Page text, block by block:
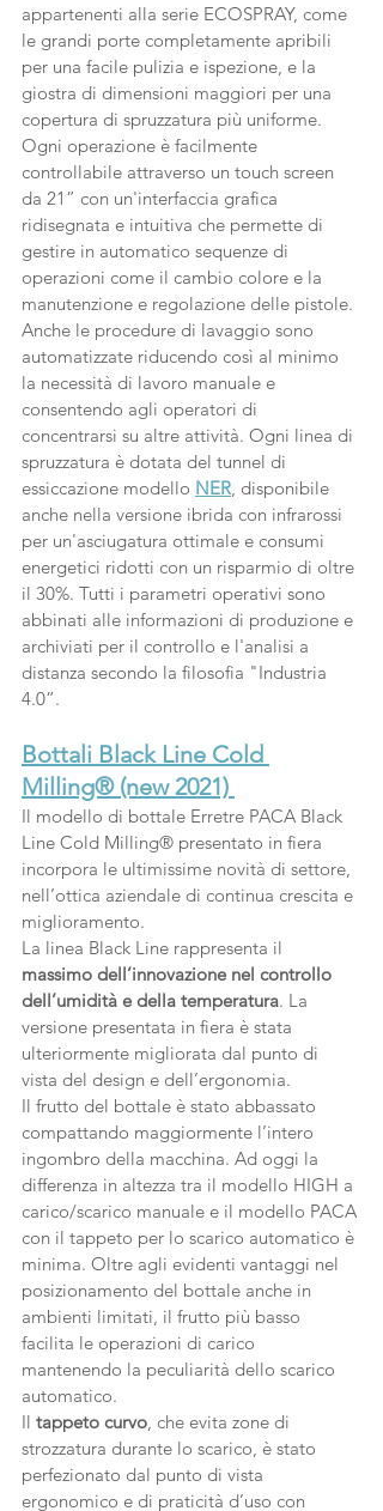
appartenenti alla serie ECOSPRAY, come
le grandi porte completamente apribili
per una facile pulizia e ispezione, e la
giostra di dimensioni maggiori per una
copertura di spruzzatura più uniforme.
Ogni operazione è facilmente
controllabile attraverso un touch screen
da 21” con un'interfaccia grafica
ridisegnata e intuitiva che permette di
gestire in automatico sequenze di
operazioni come il cambio colore e la
manutenzione e regolazione delle pistole.
Anche le procedure di lavaggio sono
automatizzate riducendo così al minimo
la necessità di lavoro manuale e
consentendo agli operatori di
concentrarsi su altre attività. Ogni linea di
spruzzatura è dotata del tunnel di
essiccazione modello NER, disponibile
anche nella versione ibrida con infrarossi
per un'asciugatura ottimale e consumi
energetici ridotti con un risparmio di oltre
il 30%. Tutti i parametri operativi sono
abbinati alle informazioni di produzione e
archiviati per il controllo e l'analisi a
distanza secondo la filosofia "Industria
4.0”.
Bottali Black Line Cold
Milling® (new 2021)
Il modello di bottale Erretre PACA Black
Line Cold Milling® presentato in fiera
incorpora le ultimissime novità di settore,
nell’ottica aziendale di continua crescita e
miglioramento.
La linea Black Line rappresenta il
massimo dell’innovazione nel controllo
dell’umidità e della temperatura. La
versione presentata in fiera è stata
ulteriormente migliorata dal punto di
vista del design e dell’ergonomia.
Il frutto del bottale è stato abbassato
compattando maggiormente l’intero
ingombro della macchina. Ad oggi la
differenza in altezza tra il modello HIGH a
carico/scarico manuale e il modello PACA
con il tappeto per lo scarico automatico è
minima. Oltre agli evidenti vantaggi nel
posizionamento del bottale anche in
ambienti limitati, il frutto più basso
facilita le operazioni di carico
mantenendo la peculiarità dello scarico
automatico.
Il tappeto curvo, che evita zone di
strozzatura durante lo scarico, è stato
perfezionato dal punto di vista
ergonomico e di praticità d’uso con